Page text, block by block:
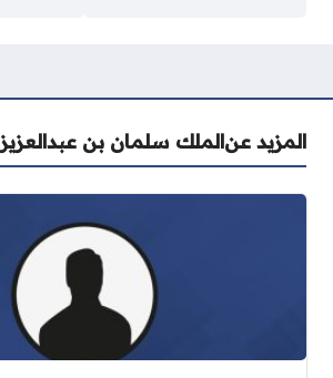
المزيد عنالملك سلمان بن عبدالعزيز